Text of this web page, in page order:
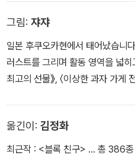
니다》 시리즈 등이 있다.
그림: 쟈쟈
일본 후쿠오카현에서 태어났습니
러스트를 그리며 활동 영역을 넓
최고의 선물》, 〈이상한 과자 가게
옮긴이: 김정화
최근작 : <블록 친구> … 총 386종